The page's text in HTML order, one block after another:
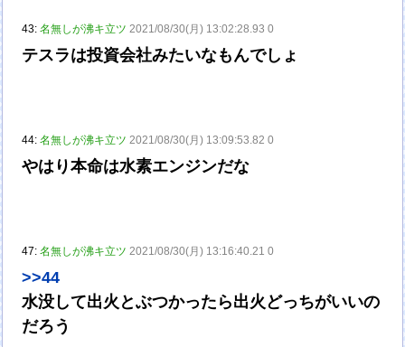
43:名無しが沸キ立ツ 2021/08/30(月) 13:02:28.93 0
テスラは投資会社みたいなもんでしょ
44:名無しが沸キ立ツ 2021/08/30(月) 13:09:53.82 0
やはり本命は水素エンジンだな
47:名無しが沸キ立ツ 2021/08/30(月) 13:16:40.21 0
>>44
水没して出火とぶつかったら出火どっちがいいの
だろう